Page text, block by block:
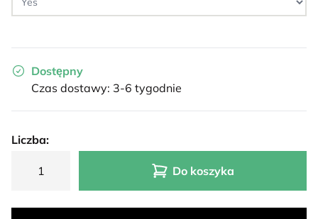
Dostępny
Czas dostawy: 3-6 tygodnie
Liczba:
Do koszyka